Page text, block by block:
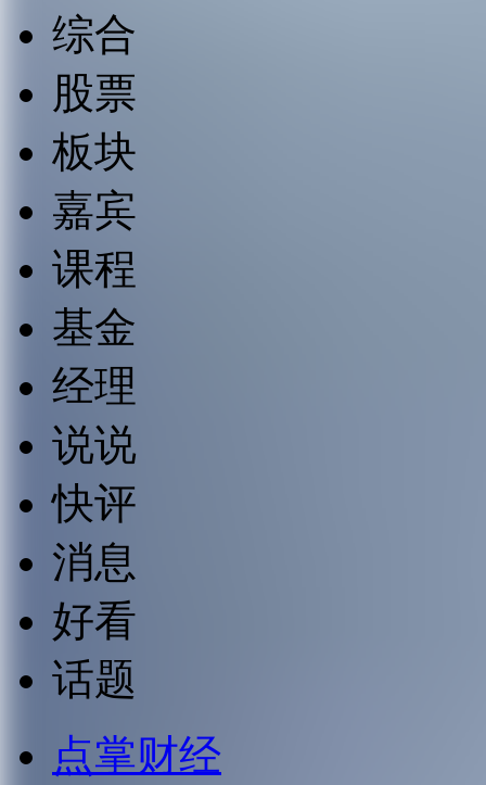
综合
股票
板块
嘉宾
课程
基金
经理
说说
快评
消息
好看
话题
点掌财经